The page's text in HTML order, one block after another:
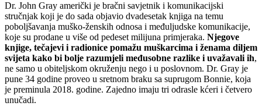
Dr. John Gray američki je bračni savjetnik i komunikacijski
stručnjak koji je do sada objavio dvadesetak knjiga na temu
poboljšavanja muško-ženskih odnosa i međuljudske komunikacije,
koje su prodane u više od pedeset milijuna primjeraka. Njegove
knjige, tečajevi i radionice pomažu muškarcima i ženama diljem
svijeta kako bi bolje razumjeli međusobne razlike i uvažavali ih,
ne samo u obiteljskom okruženju nego i u poslovnom. Dr. Gray je
pune 34 godine proveo u sretnom braku sa suprugom Bonnie, koja
je preminula 2018. godine. Zajedno imaju tri odrasle kćeri i četvero
unučadi.